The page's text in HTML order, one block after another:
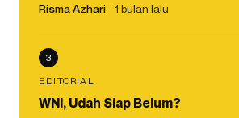
Risma Azhari 1 bulan lalu
3
EDITORIAL
WNI, Udah Siap Belum?